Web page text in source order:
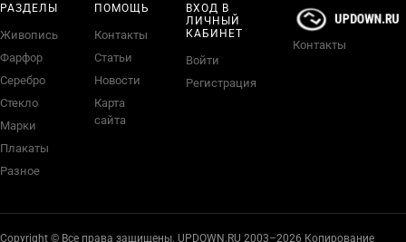
РАЗДЕЛЫ
Живопись
Фарфор
Серебро
Стекло
Марки
Плакаты
Разное
ПОМОЩЬ
Контакты
Статьи
Новости
Карта
сайта
ВХОД В
ЛИЧНЫЙ
КАБИНЕТ
Войти
Регистрация
Контакты
Copyright © Все права защищены. UPDOWN.RU 2003–2026 Копирование